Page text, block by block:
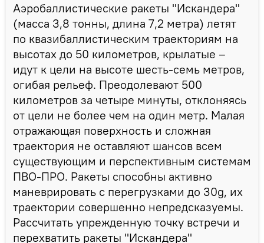
Аэробаллистические ракеты "Искандера"
(масса 3,8 тонны, длина 7,2 метра) летят
по квазибаллистическим траекториям на
высотах до 50 километров, крылатые –
идут к цели на высоте шесть-семь метров,
огибая рельеф. Преодолевают 500
километров за четыре минуты, отклоняясь
от цели не более чем на один метр. Малая
отражающая поверхность и сложная
траектория не оставляют шансов всем
существующим и перспективным системам
ПВО-ПРО. Ракеты способны активно
маневрировать с перегрузками до 30g, их
траектории совершенно непредсказуемы.
Рассчитать упрежденную точку встречи и
перехватить ракеты "Искандера"